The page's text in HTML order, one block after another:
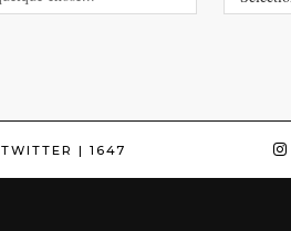
TWITTER | 1647